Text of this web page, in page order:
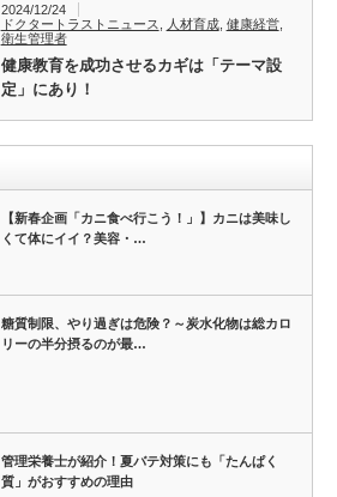
2024/12/24
ドクタートラストニュース
人材育成, 健康経営,
衛生管理者
健康教育を成功させるカギは「テーマ設
定」にあり！
【新春企画「カニ食べ行こう！」】カニは美味し
くて体にイイ？美容・…
糖質制限、やり過ぎは危険？～炭水化物は総カロ
リーの半分摂るのが最…
管理栄養士が紹介！夏バテ対策にも「たんぱく
質」がおすすめの理由